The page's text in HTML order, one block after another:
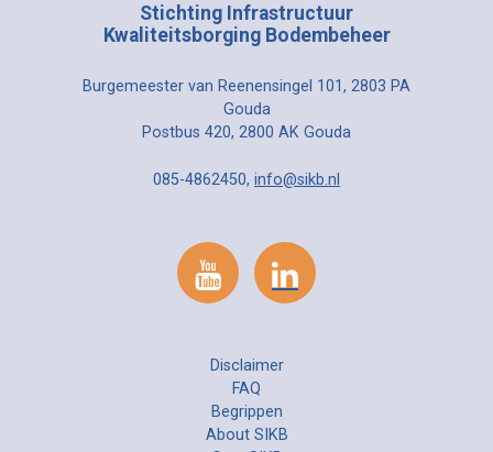
Stichting Infrastructuur
Kwaliteitsborging Bodembeheer
Burgemeester van Reenensingel 101, 2803 PA
Gouda
Postbus 420, 2800 AK Gouda
085-4862450, info@sikb.nl
Disclaimer
FAQ
Begrippen
About SIKB